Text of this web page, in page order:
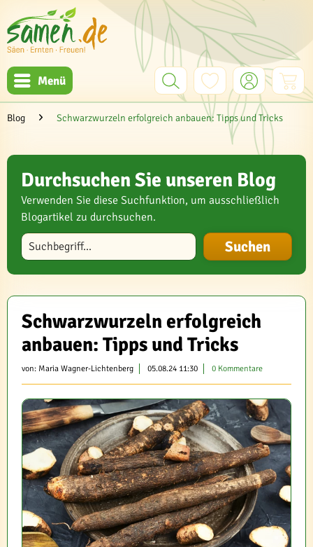
Menü
Blog Schwarzwurzeln erfolgreich anbauen: Tipps und Tricks
Durchsuchen Sie unseren Blog
Verwenden Sie diese Suchfunktion, um ausschließlich
Blogartikel zu durchsuchen.
Blog durchsuchen
Schwarzwurzeln erfolgreich
anbauen: Tipps und Tricks
von: Maria Wagner-Lichtenberg 05.08.24 11:30 0 Kommentare